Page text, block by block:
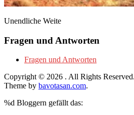
Unendliche Weite
Fragen und Antworten
Fragen und Antworten
Copyright © 2026 . All Rights Reserved.
Theme by bavotasan.com.
%d Bloggern gefällt das: